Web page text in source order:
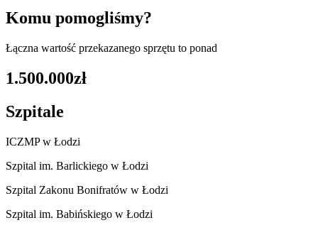
Komu pomogliśmy?
Łączna wartość przekazanego sprzętu to ponad
1.500.000zł
Szpitale
ICZMP w Łodzi
Szpital im. Barlickiego w Łodzi
Szpital Zakonu Bonifratów w Łodzi
Szpital im. Babińskiego w Łodzi